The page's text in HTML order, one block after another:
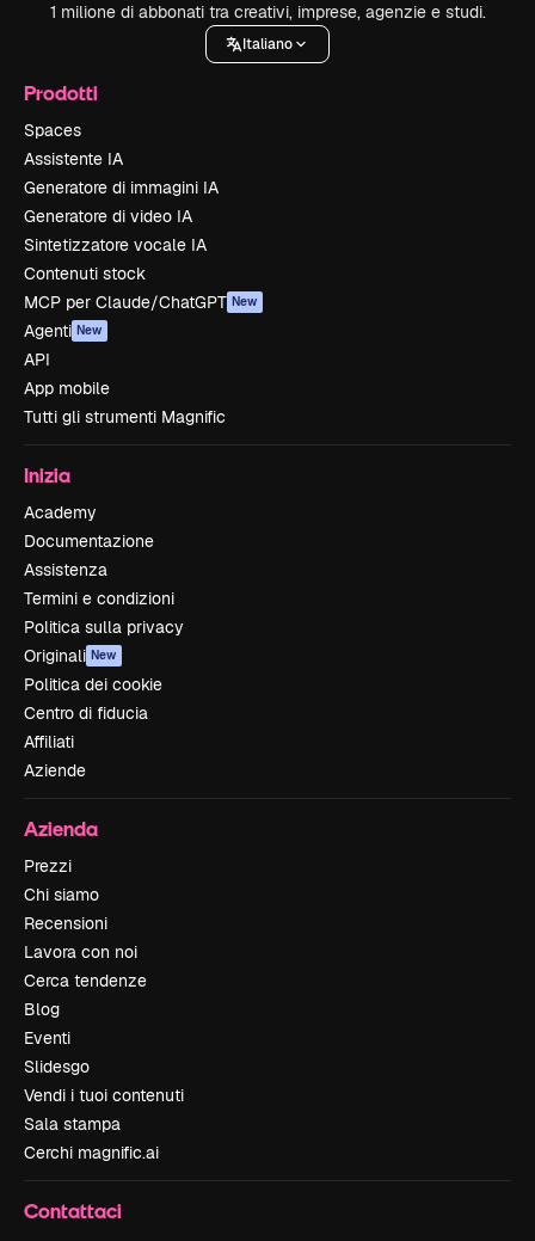
1 milione di abbonati tra creativi, imprese, agenzie e studi.
Italiano
Prodotti
Spaces
Assistente IA
Generatore di immagini IA
Generatore di video IA
Sintetizzatore vocale IA
Contenuti stock
MCP per Claude/ChatGPT New
Agenti New
API
App mobile
Tutti gli strumenti Magnific
Inizia
Academy
Documentazione
Assistenza
Termini e condizioni
Politica sulla privacy
Originali New
Politica dei cookie
Centro di fiducia
Affiliati
Aziende
Azienda
Prezzi
Chi siamo
Recensioni
Lavora con noi
Cerca tendenze
Blog
Eventi
Slidesgo
Vendi i tuoi contenuti
Sala stampa
Cerchi magnific.ai
Contattaci